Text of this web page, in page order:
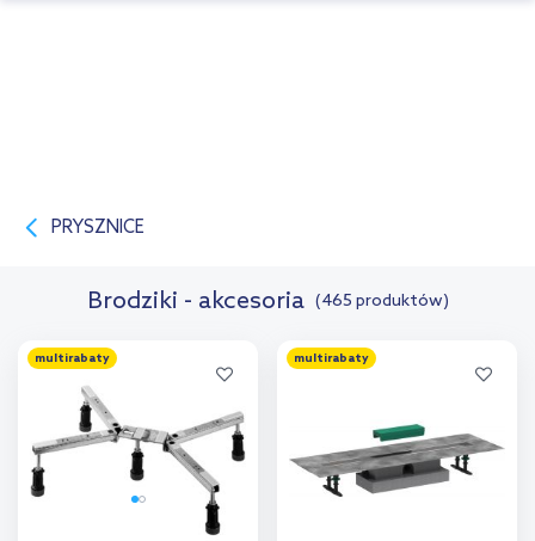
PRYSZNICE
Brodziki - akcesoria (465 produktów)
multirabaty multirabaty